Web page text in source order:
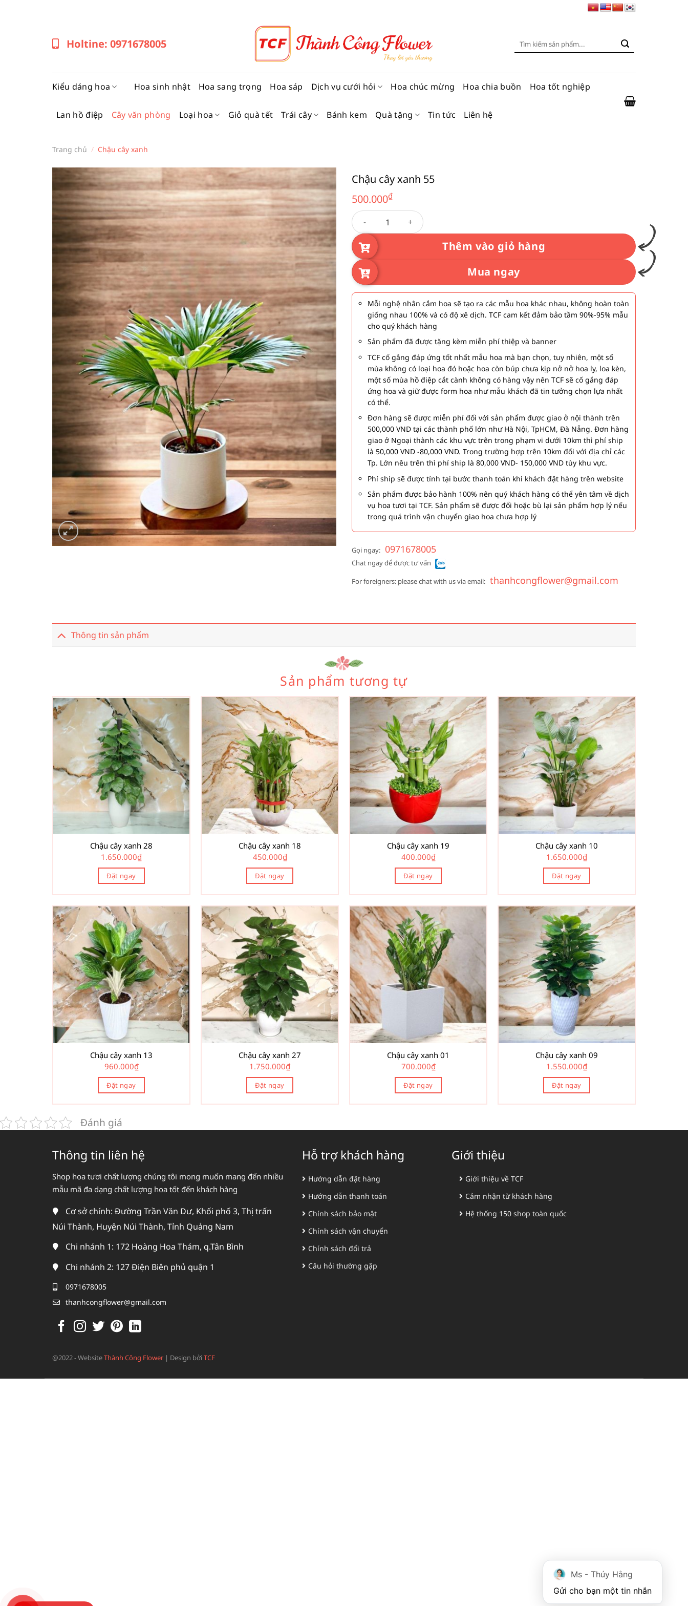
Holtine: 0971678005
Tìm
Kiểu dáng hoa Hoa sinh nhật Hoa sang trọng Hoa sáp Dịch vụ cưới hỏi Hoa chúc mừng Hoa chia buồn Hoa tốt nghiệp
Lan hồ điệp Cây văn phòng Loại hoa Giỏ quà tết Trái cây Bánh kem Quà tặng Tin tức Liên hệ
Trang chủ / Chậu cây xanh
Chậu cây xanh 55
500.000₫
Chậu cây xanh 55 số lượng
Thêm vào giỏ hàng
Mua ngay
Mỗi nghệ nhân cắm hoa sẽ tạo ra các mẫu hoa khác nhau, không hoàn toàn
giống nhau 100% và có độ xê dịch. TCF cam kết đảm bảo tầm 90%-95% mẫu
cho quý khách hàng
Sản phẩm đã được tặng kèm miễn phí thiệp và banner
TCF cố gắng đáp ứng tốt nhất mẫu hoa mà bạn chọn, tuy nhiên, một số
mùa không có loại hoa đó hoặc hoa còn búp chưa kịp nở nở hoa ly, loa kèn,
một số mùa hồ điệp cắt cành không có hàng vậy nên TCF sẽ cố gắng đáp
ứng hoa và giữ được form hoa như mẫu khách đã tin tưởng chọn lựa nhất
có thể.
Đơn hàng sẽ được miễn phí đối với sản phẩm được giao ở nội thành trên
500,000 VND tại các thành phố lớn như Hà Nội, TpHCM, Đà Nẵng. Đơn hàng
giao ở Ngoại thành các khu vực trên trong phạm vi dưới 10km thì phí ship
là 50,000 VND -80,000 VND. Trong trường hợp trên 10km đối với địa chỉ các
Tp. Lớn nêu trên thì phí ship là 80,000 VND- 150,000 VND tùy khu vực.
Phí ship sẽ được tính tại bước thanh toán khi khách đặt hàng trên website
Sản phẩm được bảo hành 100% nên quý khách hàng có thể yên tâm về dịch
vụ hoa tươi tại TCF. Sản phẩm sẽ được đổi hoặc bù lại sản phẩm hợp lý nếu
trong quá trình vận chuyển giao hoa chưa hợp lý
Gọi ngay: 0971678005
Chat ngay để được tư vấn
For foreigners: please chat with us via email: thanhcongflower@gmail.com
Thông tin sản phẩm
Sản phẩm tương tự
Chậu cây xanh 28
1.650.000₫
Đặt ngay
Chậu cây xanh 18
450.000₫
Đặt ngay
Chậu cây xanh 19
400.000₫
Đặt ngay
Chậu cây xanh 10
1.650.000₫
Đặt ngay
Chậu cây xanh 13
960.000₫
Đặt ngay
Chậu cây xanh 27
1.750.000₫
Đặt ngay
Chậu cây xanh 01
700.000₫
Đặt ngay
Chậu cây xanh 09
1.550.000₫
Đặt ngay
Đánh giá
Thông tin liên hệ
Shop hoa tươi chất lượng chúng tôi mong muốn mang đến nhiều
mẫu mã đa dạng chất lượng hoa tốt đến khách hàng
Cơ sở chính: Đường Trần Văn Dư, Khối phố 3, Thị trấn
Núi Thành, Huyện Núi Thành, Tỉnh Quảng Nam
Chi nhánh 1: 172 Hoàng Hoa Thám, q.Tân Bình
Chi nhánh 2: 127 Điện Biên phủ quận 1
0971678005
thanhcongflower@gmail.com
Hỗ trợ khách hàng
Hướng dẫn đặt hàng
Hướng dẫn thanh toán
Chính sách bảo mật
Chính sách vận chuyển
Chính sách đổi trả
Câu hỏi thường gặp
Giới thiệu
Giới thiệu về TCF
Cảm nhận từ khách hàng
Hệ thống 150 shop toàn quốc
@2022 - WebsiteThành Công Flower | Design bởiTCF
Ms - Thúy Hằng
Gửi cho bạn một tin nhắn